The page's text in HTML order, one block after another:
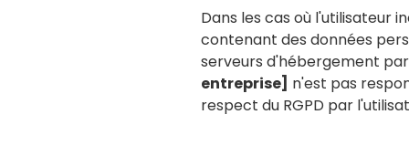
Dans les cas où l'utilisateur
contenant des données
serveurs d'hébergement
entreprise] n'est pas
respect du RGPD par